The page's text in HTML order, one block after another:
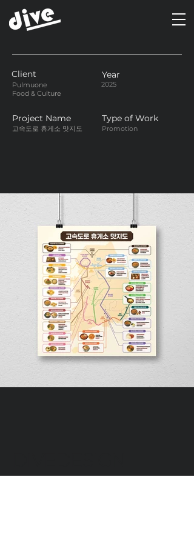
Client
Pulmuone
Food & Culture
Year
2025
Project Name
고속도로 휴게소 맛지도
Type of Work
Promotion